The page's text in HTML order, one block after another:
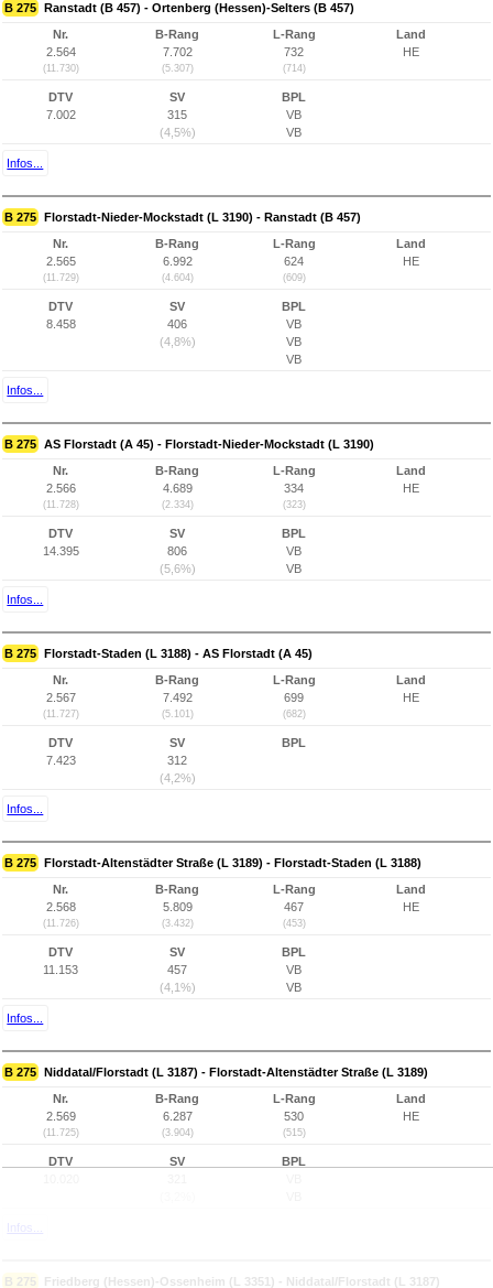
B 275 Ranstadt (B 457) - Ortenberg (Hessen)-Selters (B 457)
Nr.
2.564
(11.730)
B-Rang
7.702
(5.307)
L-Rang
732
(714)
Land
HE
DTV
7.002
SV
315
(4,5%)
BPL
VB
VB
Infos...
B 275 Florstadt-Nieder-Mockstadt (L 3190) - Ranstadt (B 457)
Nr.
2.565
(11.729)
B-Rang
6.992
(4.604)
L-Rang
624
(609)
Land
HE
DTV
8.458
SV
406
(4,8%)
BPL
VB
VB
VB
Infos...
B 275 AS Florstadt (A 45) - Florstadt-Nieder-Mockstadt (L 3190)
Nr.
2.566
(11.728)
B-Rang
4.689
(2.334)
L-Rang
334
(323)
Land
HE
DTV
14.395
SV
806
(5,6%)
BPL
VB
VB
Infos...
B 275 Florstadt-Staden (L 3188) - AS Florstadt (A 45)
Nr.
2.567
(11.727)
B-Rang
7.492
(5.101)
L-Rang
699
(682)
Land
HE
DTV
7.423
SV
312
(4,2%)
BPL
Infos...
B 275 Florstadt-Altenstädter Straße (L 3189) - Florstadt-Staden (L 3188)
Nr.
2.568
(11.726)
B-Rang
5.809
(3.432)
L-Rang
467
(453)
Land
HE
DTV
11.153
SV
457
(4,1%)
BPL
VB
VB
Infos...
B 275 Niddatal/Florstadt (L 3187) - Florstadt-Altenstädter Straße (L 3189)
Nr.
2.569
(11.725)
B-Rang
6.287
(3.904)
L-Rang
530
(515)
Land
HE
DTV
SV
BPL
Infos...
B 275 Friedberg (Hessen)-Ossenheim (L 3351) - Niddatal/Florstadt (L 3187)